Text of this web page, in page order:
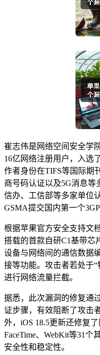
崔志伟是网络空间安全学
16亿网络注册用户，入选
作者身份在TIFS等国际期
商号码认证以及5G消息等
信办、工信部等多家单位
GSMA提交国内第一个
根据苹果官方安全支持文
搭载的首款自研C1基带芯
设备与网络间的通信数据
接等功能。攻击者若处于
进行网络流量拦截。
据悉，此次漏洞的修复通
证步骤，有效阻断了攻击
外，iOS 18.5更新还修复
FaceTime、WebKit等31
安全性和稳定性。